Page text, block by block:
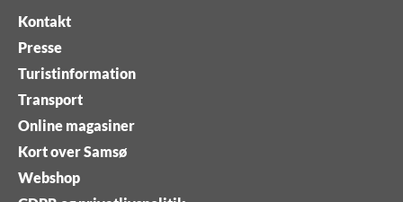
Kontakt
Presse
Turistinformation
Transport
Online magasiner
Kort over Samsø
Webshop